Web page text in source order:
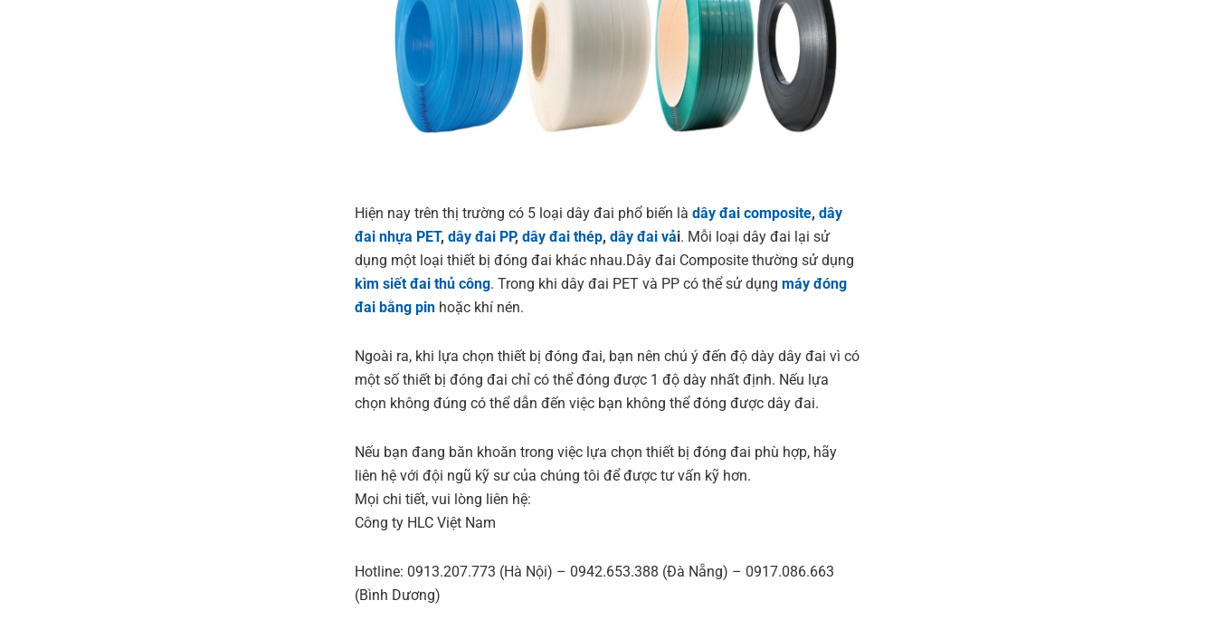
Hiện nay trên thị trường có 5 loại dây đai phổ biến là dây đai composite, dây
đai nhựa PET, dây đai PP, dây đai thép, dây đai vải. Mỗi loại dây đai lại sử
dụng một loại thiết bị đóng đai khác nhau.Dây đai Composite thường sử dụng
kìm siết đai thủ công. Trong khi dây đai PET và PP có thể sử dụng máy đóng
đai bằng pin hoặc khí nén.
Ngoài ra, khi lựa chọn thiết bị đóng đai, bạn nên chú ý đến độ dày dây đai vì có
một số thiết bị đóng đai chỉ có thể đóng được 1 độ dày nhất định. Nếu lựa
chọn không đúng có thể dẫn đến việc bạn không thể đóng được dây đai.
Nếu bạn đang băn khoăn trong việc lựa chọn thiết bị đóng đai phù hợp, hãy
liên hệ với đội ngũ kỹ sư của chúng tôi để được tư vấn kỹ hơn.
Mọi chi tiết, vui lòng liên hệ:
Công ty HLC Việt Nam
Hotline: 0913.207.773 (Hà Nội) – 0942.653.388 (Đà Nẵng) – 0917.086.663
(Bình Dương)